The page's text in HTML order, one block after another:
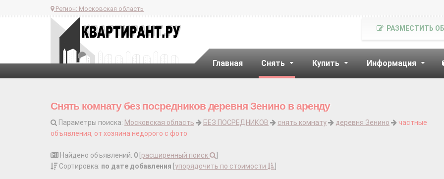
Регион: Московская область
Главная Снять Купить Информация
РАЗМЕСТИТЬ
Снять комнату без посредников деревня Зенино в аренду
Параметры поиска: Московская область БЕЗ ПОСРЕДНИКОВ снять комнату деревня Зенино
частные
объявления, от хозяина недорого с фото
Найдено объявлений: 0 расширенный поиск
Сортировка: по дате добавления упорядочить по стоимости